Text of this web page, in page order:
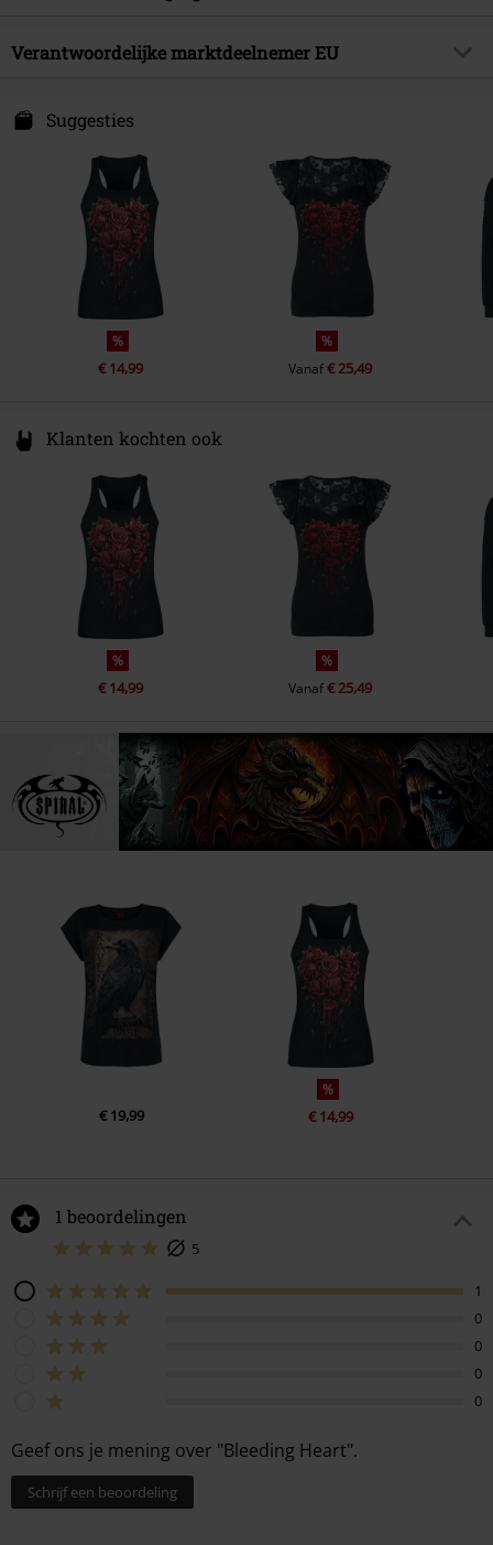
Releasedatum
02-02-2021
Buitenmateriaal 100% katoen
Verantwoordelijke marktdeelnemer EU
Energiestraat 4e
1135 GD Edam
Netherlands
Hello@attitudeholland.nl
Suggesties
%
€ 14,99
%
Vanaf€ 25,49
Klanten kochten ook
%
€ 14,99
%
Vanaf€ 25,49
€ 19,99
%
€ 14,99
1 beoordelingen
5
1
0
0
0
0
Geef ons je mening over "Bleeding Heart".
Schrijf een beoordeling